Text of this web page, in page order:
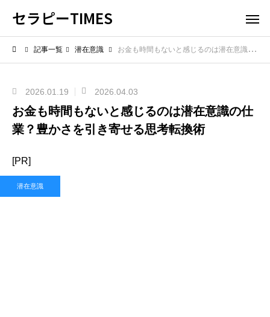
セラピーTIMES
記事一覧 潜在意識 お金も時間もないと感じるのは潜在意識の仕業？豊かさを引き寄せる思考転換術
2026.01.19 2026.04.03
お金も時間もないと感じるのは潜在意識の仕
業？豊かさを引き寄せる思考転換術
[PR]
潜在意識